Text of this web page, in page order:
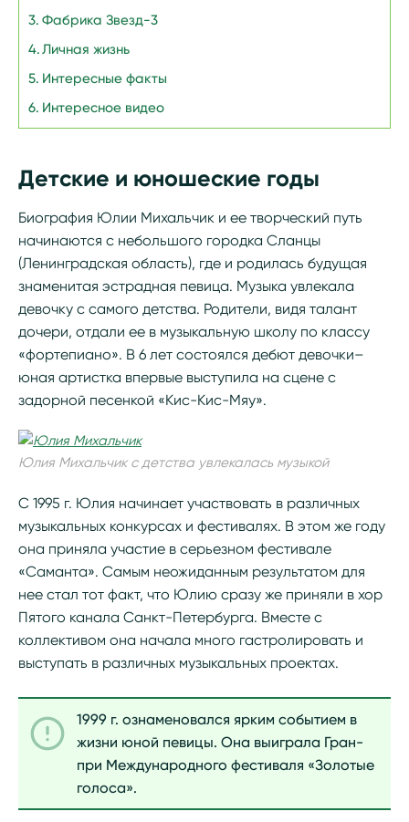
Фабрика Звезд-3
Личная жизнь
Интересные факты
Интересное видео
Детские и юношеские годы
Биография Юлии Михальчик и ее творческий путь
начинаются с небольшого городка Сланцы
(Ленинградская область), где и родилась будущая
знаменитая эстрадная певица. Музыка увлекала
девочку с самого детства. Родители, видя талант
дочери, отдали ее в музыкальную школу по классу
«фортепиано». В 6 лет состоялся дебют девочки–
юная артистка впервые выступила на сцене с
задорной песенкой «Кис-Кис-Мяу».
Юлия Михальчик с детства увлекалась музыкой
С 1995 г. Юлия начинает участвовать в различных
музыкальных конкурсах и фестивалях. В этом же году
она приняла участие в серьезном фестивале
«Саманта». Самым неожиданным результатом для
нее стал тот факт, что Юлию сразу же приняли в хор
Пятого канала Санкт-Петербурга. Вместе с
коллективом она начала много гастролировать и
выступать в различных музыкальных проектах.
1999 г. ознаменовался ярким событием в
жизни юной певицы. Она выиграла Гран-
при Международного фестиваля «Золотые
голоса».